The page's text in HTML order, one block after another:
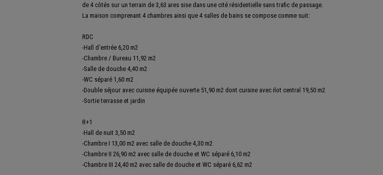
de 4 côtés sur un terrain de 3,63 ares sise dans une cité résidentielle sans trafic de passage.
La maison comprenant 4 chambres ainsi que 4 salles de bains se compose comme suit:
RDC
-Hall d'entrée 6,20 m2
-Chambre / Bureau 11,92 m2
-Salle de douche 4,40 m2
-WC séparé 1,60 m2
-Double séjour avec cuisine équipée ouverte 51,90 m2 dont cuisine avec ilot central 19,50 m2
-Sortie terrasse et jardin
R+1
-Hall de nuit 3,50 m2
-Chambre I 13,00 m2 avec salle de douche 4,30 m2
-Chambre II 26,90 m2 avec salle de douche et WC séparé 6,10 m2
-Chambre III 24,40 m2 avec salle de douche et WC séparé 6,62 m2